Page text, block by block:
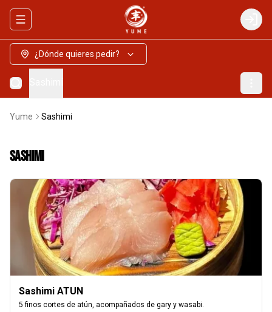
Abrir menu de navegación Login
¿Dónde quieres pedir?
Yume Sashimi
Sashimi
Sashimi ATUN
5 finos cortes de atún, acompañados de gary y wasabi.